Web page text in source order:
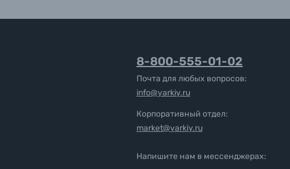
8-800-555-01-02
Почта для любых вопросов:
info@yarkiy.ru
Корпоративный отдел:
market@yarkiy.ru
Напишите нам в мессенджерах: